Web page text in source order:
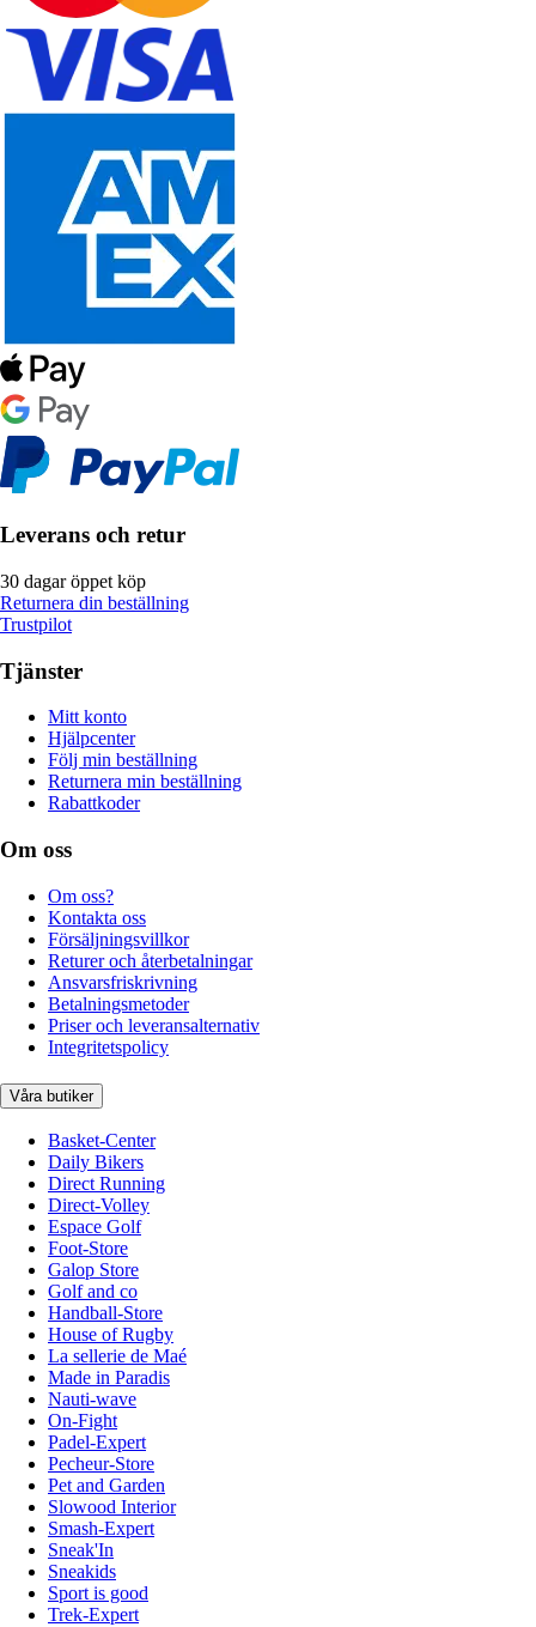
Leverans och retur
30 dagar öppet köp
Returnera din beställning
Trustpilot
Tjänster
Mitt konto
Hjälpcenter
Följ min beställning
Returnera min beställning
Rabattkoder
Om oss
Om oss?
Kontakta oss
Försäljningsvillkor
Returer och återbetalningar
Ansvarsfriskrivning
Betalningsmetoder
Priser och leveransalternativ
Integritetspolicy
Våra butiker
Basket-Center
Daily Bikers
Direct Running
Direct-Volley
Espace Golf
Foot-Store
Galop Store
Golf and co
Handball-Store
House of Rugby
La sellerie de Maé
Made in Paradis
Nauti-wave
On-Fight
Padel-Expert
Pecheur-Store
Pet and Garden
Slowood Interior
Smash-Expert
Sneak'In
Sneakids
Sport is good
Trek-Expert